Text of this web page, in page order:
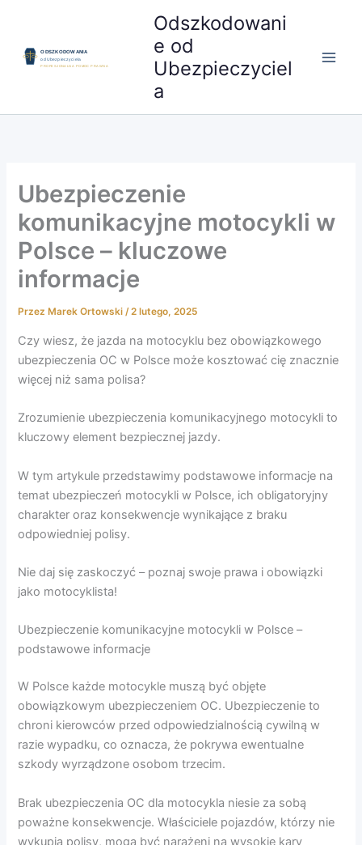
treści
Odszkodowani
e od
Ubezpieczyciel
a
Ubezpieczenie
komunikacyjne motocykli w
Polsce – kluczowe
informacje
Przez Marek Ortowski/2 lutego, 2025
Czy wiesz, że jazda na motocyklu bez obowiązkowego
ubezpieczenia OC w Polsce może kosztować cię znacznie
więcej niż sama polisa?
Zrozumienie ubezpieczenia komunikacyjnego motocykli to
kluczowy element bezpiecznej jazdy.
W tym artykule przedstawimy podstawowe informacje na
temat ubezpieczeń motocykli w Polsce, ich obligatoryjny
charakter oraz konsekwencje wynikające z braku
odpowiedniej polisy.
Nie daj się zaskoczyć – poznaj swoje prawa i obowiązki
jako motocyklista!
Ubezpieczenie komunikacyjne motocykli w Polsce –
podstawowe informacje
W Polsce każde motocykle muszą być objęte
obowiązkowym ubezpieczeniem OC. Ubezpieczenie to
chroni kierowców przed odpowiedzialnością cywilną w
razie wypadku, co oznacza, że pokrywa ewentualne
szkody wyrządzone osobom trzecim.
Brak ubezpieczenia OC dla motocykla niesie za sobą
poważne konsekwencje. Właściciele pojazdów, którzy nie
wykupią polisy, mogą być narażeni na wysokie kary